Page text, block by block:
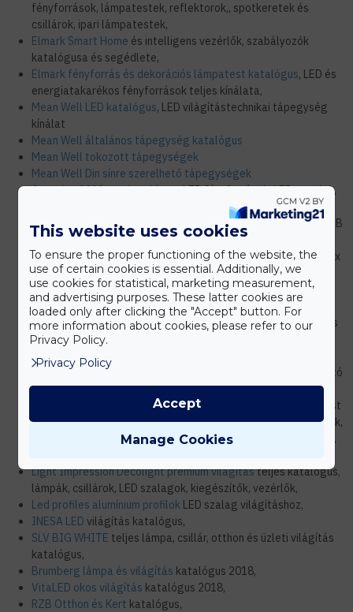
fényforrások, lámpatestek, reflektorok,, spotkeretek és
csillárok, ipari lámpatestek,
Elmark Smart Home és intelligens vezérlők, szabályozók
katalógusa és segédlete,
Elmark fényforrás és dekorációs lámpatest katalógus, LED és
energiatakarékos fényforrások teljes kínálata,
Mean Well LED katalógus, LED világítástechnikai tápegység
kínálat
Mean Well általános tápegység katalógus
Mean Well tokozott tápegységek
Mean Well Din sínre szerelhető tápegységek
Optonica 2018 - as katalógus,LED fényforrások, LED panelek,
Mi-Light katalógus letöltése,
LED szalag vezérlők, CCT és RGB
CCT lámpatestek, reflektorok,
Inels intelligens otthonok rádiós katalógus letöltése, Komplex
villanyszerelési megoldások, automatizált otthon és épület
kialakítása utólagosan
Inels intelligens otthonok vezetékes katalógus letöltése,
Komplex villanyszerelési megoldások, automatizált otthon és
épület kialakítása
Logus kapcsolócsalád letöltése,
kompatibilis minőségi kapcsolócsalád szabadon összeállítható
konfigurációk,
Rábalux lámpa és csillár katalógus letöltése,
Teljes lámpatest
katalógus, oldalfali, olvasó, nappali és egyéb lámpák, csillárok,
okos világítás, LED égők, lámpák, csillárok, design,
Light Impression Decolight prémium világításteljes katalógus,
lámpák, csillárok, LED szalagok, kiegészítők, vezérlők,
Led profiles alumínium profilok LED szalag világításhoz,
INESA LED világítás katalógus,
SLV BIG WHITE teljes lámpa, csillár, otthon és üzleti világítás
katalógus,
Brumberg lámpa és világítás katalógus 2018,
VitaLED okos világítás katalógus 2018,
RZB Otthon és Kert katalógus,
This website uses cookies
To ensure the proper functioning of the website, the
use of certain cookies is essential. Additionally, we
use cookies for statistical, marketing measurement,
and advertising purposes. These latter cookies are
loaded only after clicking the "Accept" button. For
more information about cookies, please refer to our
Privacy Policy.
Privacy Policy
Manage Cookies
Accept